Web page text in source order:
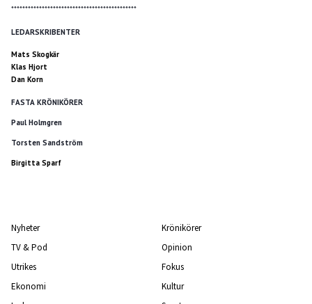
*********************************************
LEDARSKRIBENTER
Mats Skogkär
Klas Hjort
Dan Korn
FASTA KRÖNIKÖRER
Paul Holmgren
Torsten Sandström
Birgitta Sparf
Nyheter
TV & Pod
Utrikes
Ekonomi
Krönikörer
Opinion
Fokus
Kultur